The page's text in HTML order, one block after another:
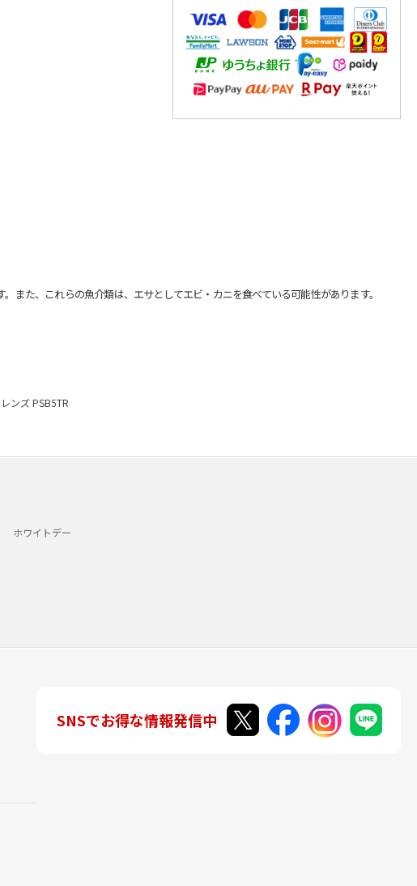
た、これらの魚介類は、エサとしてエビ・カニを食べている可能性があります。
ンズ PSB5TR
ホワイトデー
SNSでお得な情報発信中